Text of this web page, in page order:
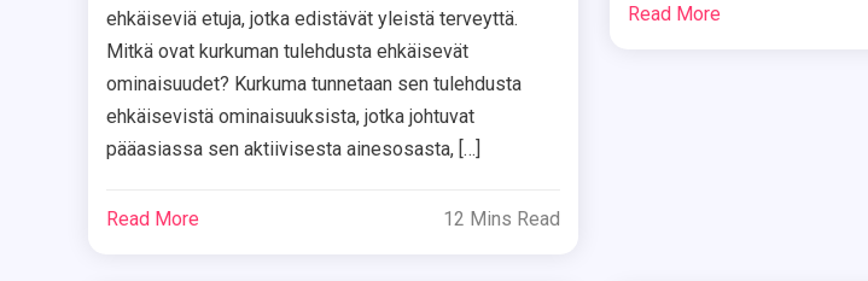
ehkäiseviä etuja, jotka edistävät yleistä terveyttä.
Mitkä ovat kurkuman tulehdusta ehkäisevät
ominaisuudet? Kurkuma tunnetaan sen tulehdusta
ehkäisevistä ominaisuuksista, jotka johtuvat
pääasiassa sen aktiivisesta ainesosasta, […]
Read More 12 Mins Read
Read More